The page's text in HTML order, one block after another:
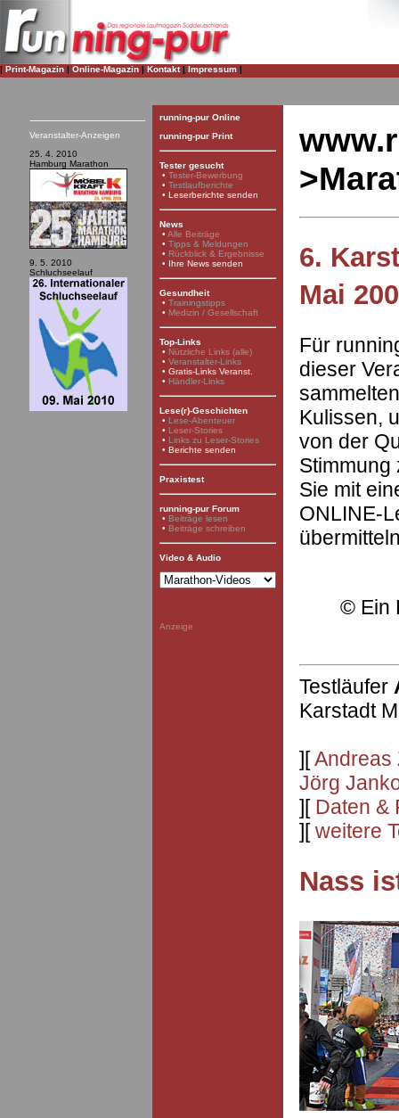
| Print-Magazin | Online-Magazin | Kontakt| Impressum |
Veranstalter-Anzeigen
25. 4. 2010
Hamburg Marathon
9. 5. 2010
Schluchseelauf
running-pur Online
running-pur Print
Tester gesucht
• Tester-Bewerbung
• Testlaufberichte
• Leserberichte senden
News
• Alle Beiträge
• Tipps & Meldungen
• Rückblick & Ergebnisse
• Ihre News senden
Gesundheit
• Trainingstipps
• Medizin / Gesellschaft
Top-Links
• Nützliche Links (alle)
• Veranstalter-Links
• Gratis-Links Veranst.
• Händler-Links
Lese(r)-Geschichten
• Lese-Abenteuer
• Leser-Stories
• Links zu Leser-Stories
• Berichte senden
Praxistest
running-pur Forum
• Beiträge lesen
• Beiträge schreiben
Video & Audio
Anzeige
6.
Mai
Für
dieser
Kulissen,
von der
Stimmung
Sie mit
ONLINE-
©Ein
Testläufer
Karstadt
][Andreas
Jörg
][ Daten &
][weitere
Nass